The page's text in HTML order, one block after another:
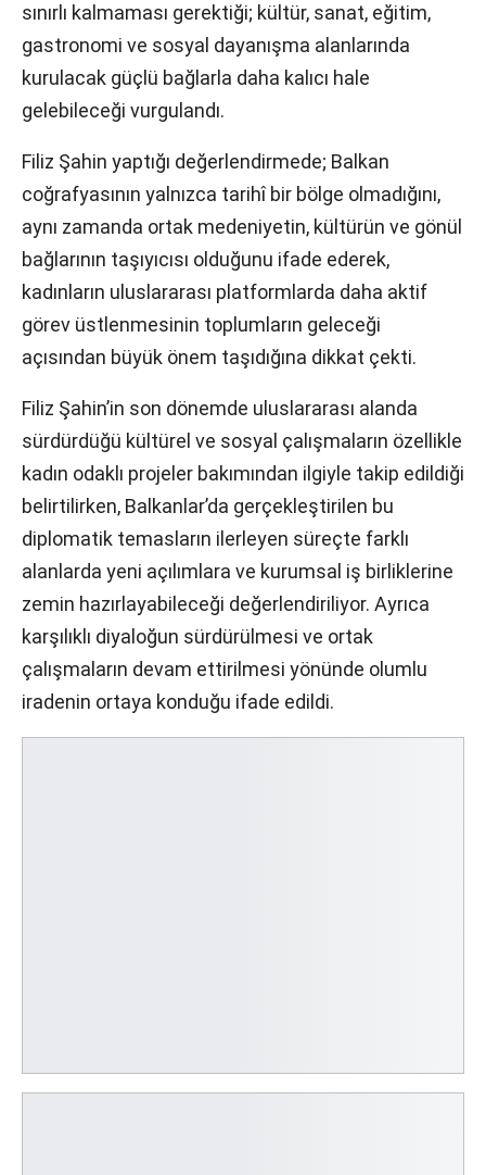
sınırlı kalmaması gerektiği; kültür, sanat, eğitim,
gastronomi ve sosyal dayanışma alanlarında
kurulacak güçlü bağlarla daha kalıcı hale
gelebileceği vurgulandı.
Filiz Şahin yaptığı değerlendirmede; Balkan
coğrafyasının yalnızca tarihî bir bölge olmadığını,
aynı zamanda ortak medeniyetin, kültürün ve gönül
bağlarının taşıyıcısı olduğunu ifade ederek,
kadınların uluslararası platformlarda daha aktif
görev üstlenmesinin toplumların geleceği
açısından büyük önem taşıdığına dikkat çekti.
Filiz Şahin’in son dönemde uluslararası alanda
sürdürdüğü kültürel ve sosyal çalışmaların özellikle
kadın odaklı projeler bakımından ilgiyle takip edildiği
belirtilirken, Balkanlar’da gerçekleştirilen bu
diplomatik temasların ilerleyen süreçte farklı
alanlarda yeni açılımlara ve kurumsal iş birliklerine
zemin hazırlayabileceği değerlendiriliyor. Ayrıca
karşılıklı diyaloğun sürdürülmesi ve ortak
çalışmaların devam ettirilmesi yönünde olumlu
iradenin ortaya konduğu ifade edildi.